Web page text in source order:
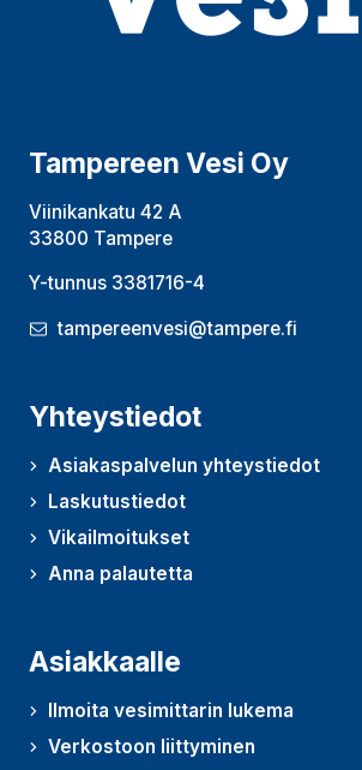
Tampereen Vesi Oy
Viinikankatu 42 A
33800 Tampere
Y-tunnus 3381716-4
tampereenvesi@tampere.fi
Yhteystiedot
Asiakaspalvelun yhteystiedot
Laskutustiedot
Vikailmoitukset
Anna palautetta
(Avautuu uudessa ikkunassa)
Asiakkaalle
Ilmoita vesimittarin lukema
Verkostoon liittyminen